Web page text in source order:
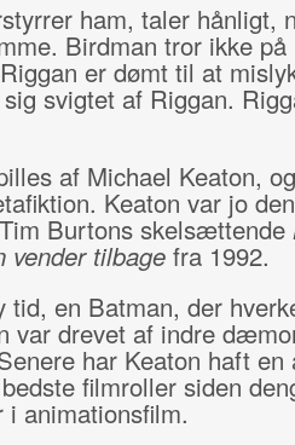
ham, taler hånligt,
Birdman tror ikke på
er dømt til at
svigtet af Riggan.
af Michael Keaton,
Keaton var jo
Burtons skelsættende
vender tilbagefra 1992.
tid, en Batman, der
var drevet af indre
har Keaton haft en
filmroller siden
animationsfilm.